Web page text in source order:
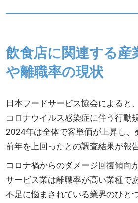
飲食店に関連する産
や離職率の現状
日本フードサービス協会によると
コロナウイルス感染症に伴う行動
2024年は全体で客単価が上昇し、
前年を上回ったとの調査結果が報
コロナ禍からのダメージ回復傾向
サービス業は離職率が高い業種で
不足に悩まされている業界のひと